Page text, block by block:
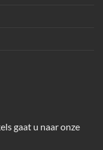
gaat u naar onze